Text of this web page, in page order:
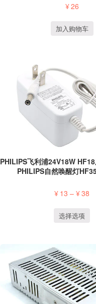
¥26
加入购物车
PHILIPS飞利浦24V18W
PHILIPS自然唤醒灯
¥ 13 –¥38
选择选项